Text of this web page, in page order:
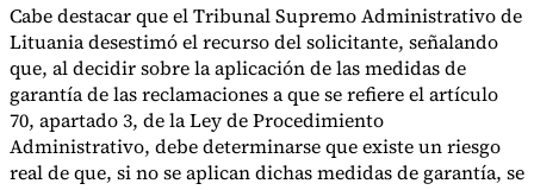
Cabe destacar que el Tribunal Supremo Administrativo de
Lituania desestimó el recurso del solicitante, señalando
que, al decidir sobre la aplicación de las medidas de
garantía de las reclamaciones a que se refiere el artículo
70, apartado 3, de la Ley de Procedimiento
Administrativo, debe determinarse que existe un riesgo
real de que, si no se aplican dichas medidas de garantía, se